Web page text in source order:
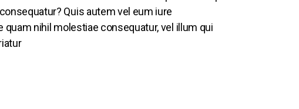
Quis autem vel eum iure
nihil molestiae consequatur, vel illum qui